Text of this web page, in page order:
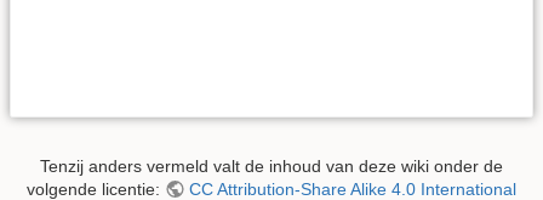
Tenzij anders vermeld valt de inhoud van deze wiki onder de
volgende licentie:
CC Attribution-Share Alike 4.0 International